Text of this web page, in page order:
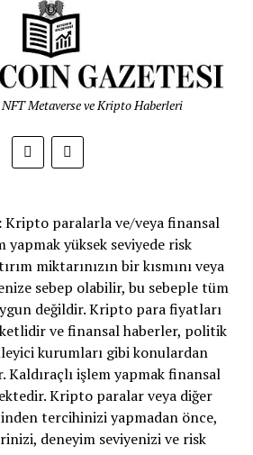
Metaverse ve Kripto Haberleri
Kripto paralarla ve/veya finansal
yapmak yüksek seviyede risk
miktarınızın bir kısmını veya
sebep olabilir, bu sebeple tüm
değildir. Kripto para fiyatları
ve finansal haberler, politik
kurumları gibi konulardan
Kaldıraçlı işlem yapmak finansal
Kripto paralar veya diğer
tercihinizi yapmadan önce,
deneyim seviyenizi ve risk